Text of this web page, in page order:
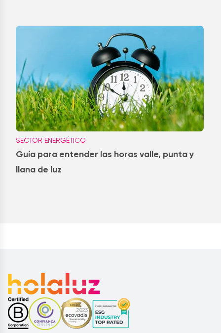
SECTOR ENERGÉTICO
Guía para entender las horas valle, punta y
llana de luz